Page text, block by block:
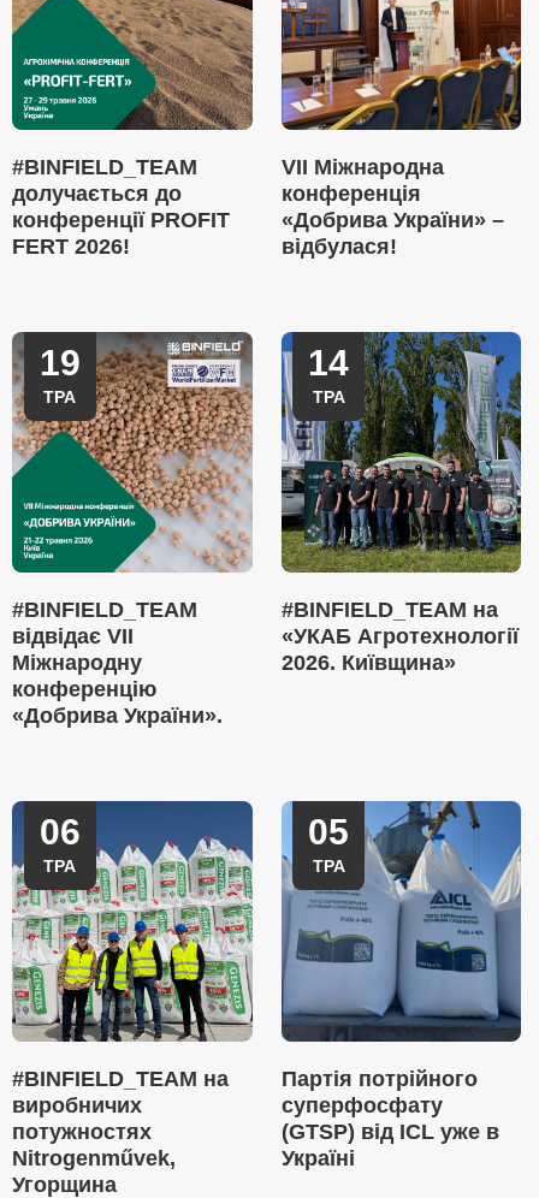
#BINFIELD_TEAM
долучається до
конференції PROFIT
FERT 2026!
VII Міжнародна
конференція
«Добрива України» –
відбулася!
19
ТРА
#BINFIELD_TEAM
відвідає VII
Міжнародну
конференцію
«Добрива України».
14
ТРА
#BINFIELD_TEAM на
«УКАБ Агротехнології
2026. Київщина»
06
ТРА
#BINFIELD_TEAM на
виробничих
потужностях
Nitrogenművek,
Угорщина
05
ТРА
Партія потрійного
суперфосфату
(GTSP) від ICL уже в
Україні